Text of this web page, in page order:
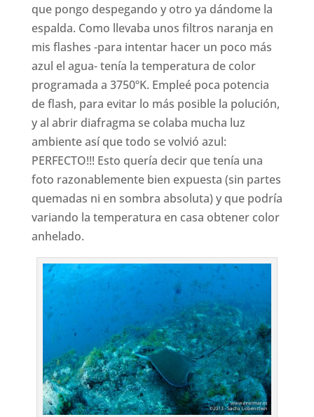
que pongo despegando y otro ya dándome la
espalda. Como llevaba unos filtros naranja en
mis flashes -para intentar hacer un poco más
azul el agua- tenía la temperatura de color
programada a 3750ºK. Empleé poca potencia
de flash, para evitar lo más posible la polución,
y al abrir diafragma se colaba mucha luz
ambiente así que todo se volvió azul:
PERFECTO!!! Esto quería decir que tenía una
foto razonablemente bien expuesta (sin partes
quemadas ni en sombra absoluta) y que podría
variando la temperatura en casa obtener color
anhelado.